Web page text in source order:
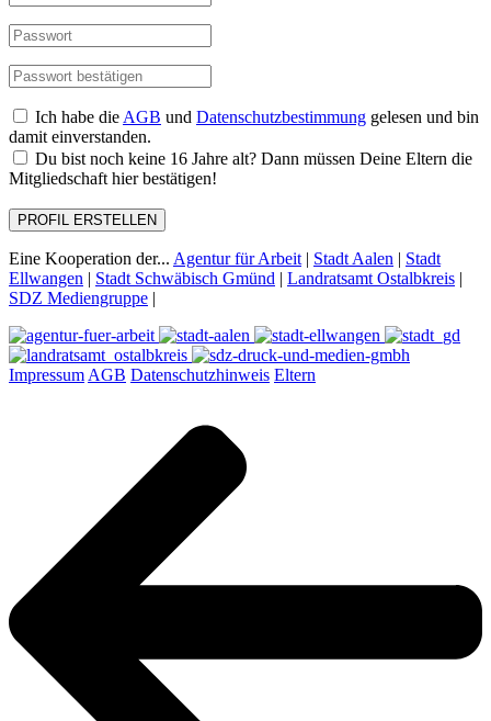
Ich habe die AGB und Datenschutzbestimmung gelesen und bin
damit einverstanden.
Du bist noch keine 16 Jahre alt? Dann müssen Deine Eltern die
Mitgliedschaft hier bestätigen!
PROFIL ERSTELLEN
Eine Kooperation der... Agentur für Arbeit | Stadt Aalen | Stadt
Ellwangen | Stadt Schwäbisch Gmünd | Landratsamt Ostalbkreis |
SDZ Mediengruppe |
Impressum AGB Datenschutzhinweis Eltern